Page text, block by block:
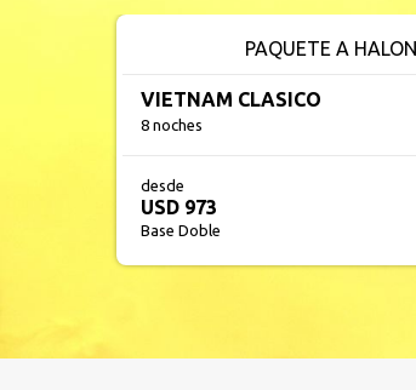
PAQUETE A
VIETNAM CLASICO
8 noches
desde
USD 973
Base Doble